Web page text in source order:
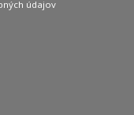
údajov